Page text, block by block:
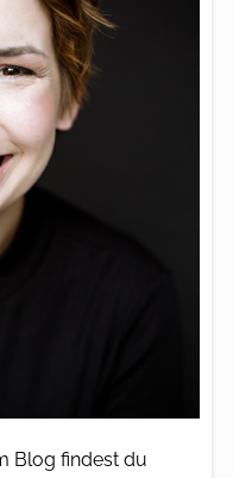
Blog findest du